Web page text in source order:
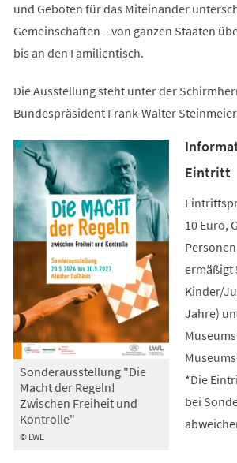
und Geboten für das Miteinander
Gemeinschaften – von ganzen Staaten
bis an den Familientisch.
Die Ausstellung steht unter der
Bundespräsident Frank-Walter
© LWL
Sonderausstellung "Die
Macht der Regeln!
Zwischen Freiheit und
Kontrolle"
Eintritt
10 Euro,
ermäßigt
Kinder/
Jahre)
*Die
bei